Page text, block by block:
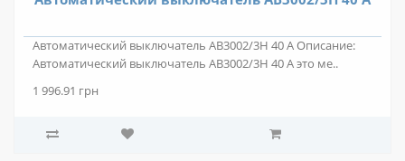
Автоматический выключатель АВ3002/3Н 40 А Описание:
Автоматический выключатель АВ3002/3Н 40 А это ме..
1 996.91 грн